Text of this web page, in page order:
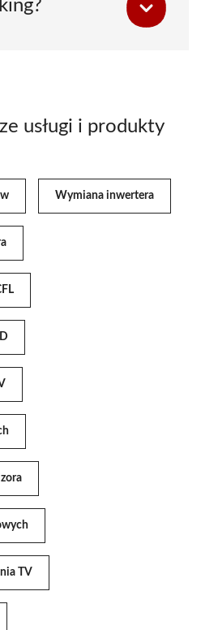
usługi i produkty
Wymiana inwertera
TV